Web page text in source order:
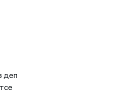
деп